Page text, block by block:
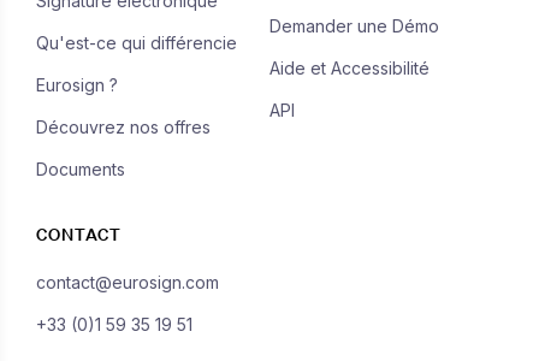
Qu'est-ce qui différencie
Eurosign ?
Découvrez nos offres
Documents
Demander une Démo
Aide et Accessibilité
API
CONTACT
contact@eurosign.com
+33 (0)1 59 35 19 51